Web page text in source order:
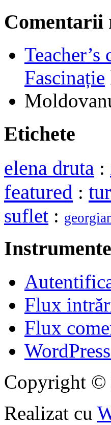
Comentarii
Fascinație
Etichete
elena druta :
featured :
suflet :
Instrumente
Flux
Flux
Copyright ©
Realizat cu